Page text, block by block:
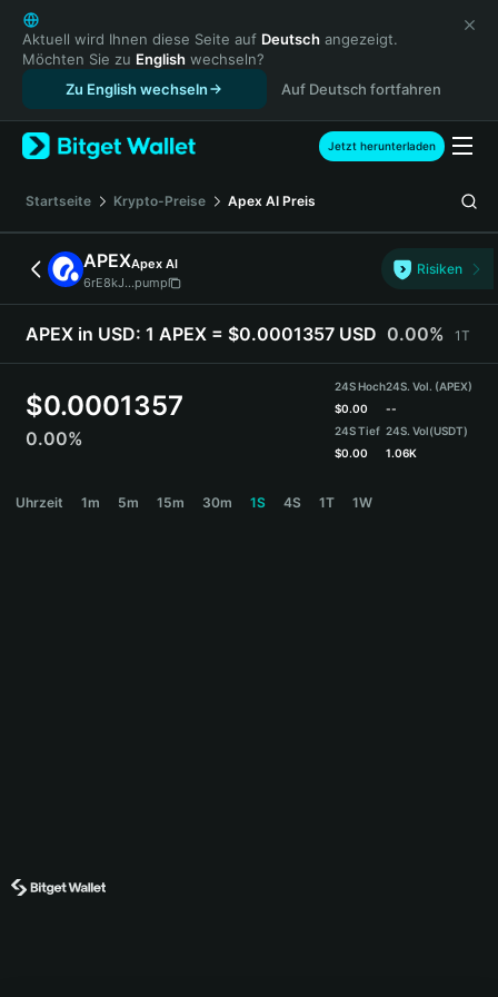
English
日本語
Tiếng Việt
Русский
Español (Latinoamérica)
Türkçe
Français
Deutsch
简体中文
繁體中文
Português (Portugal)
Bahasa Indonesia
ภาษาไทย
Español
Español (Argentina)
Aktuell wird Ihnen diese Seite auf Deutsch angezeigt.
Möchten Sie zu English wechseln?
Zu English wechseln
Auf Deutsch fortfahren
Jetzt herunterladen
Startseite Krypto-Preise Apex AI Preis
APEXApex AI
6rE8kJ...pump
Risiken
APEX in USD: 1 APEX = $0.0001357 USD 0.00% 1T
$0.0001357
0.00%
24S Hoch
$0.00
24S Tief
$0.00
24S. Vol. (APEX)
--
24S. Vol(USDT)
1.06K
Uhrzeit 1m 5m 15m 30m 1S 4S 1T 1W